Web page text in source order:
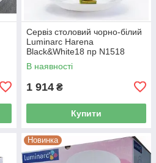
Сервіз столовий чорно-білий
Luminarc Harena
Black&White18 пр N1518
В наявності
1 914 ₴
Купити
Новинка